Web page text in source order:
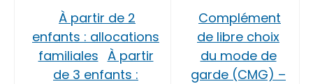
À partir de 2
enfants : allocations
familiales À partir
de 3 enfants :
Complément
de libre choix
du mode de
garde (CMG) –